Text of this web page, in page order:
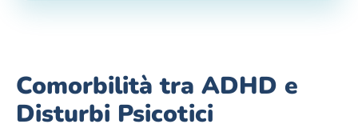
Comorbilità tra ADHD e
Disturbi Psicotici